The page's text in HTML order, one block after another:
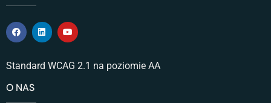
Standard WCAG 2.1 na poziomie AA
O NAS